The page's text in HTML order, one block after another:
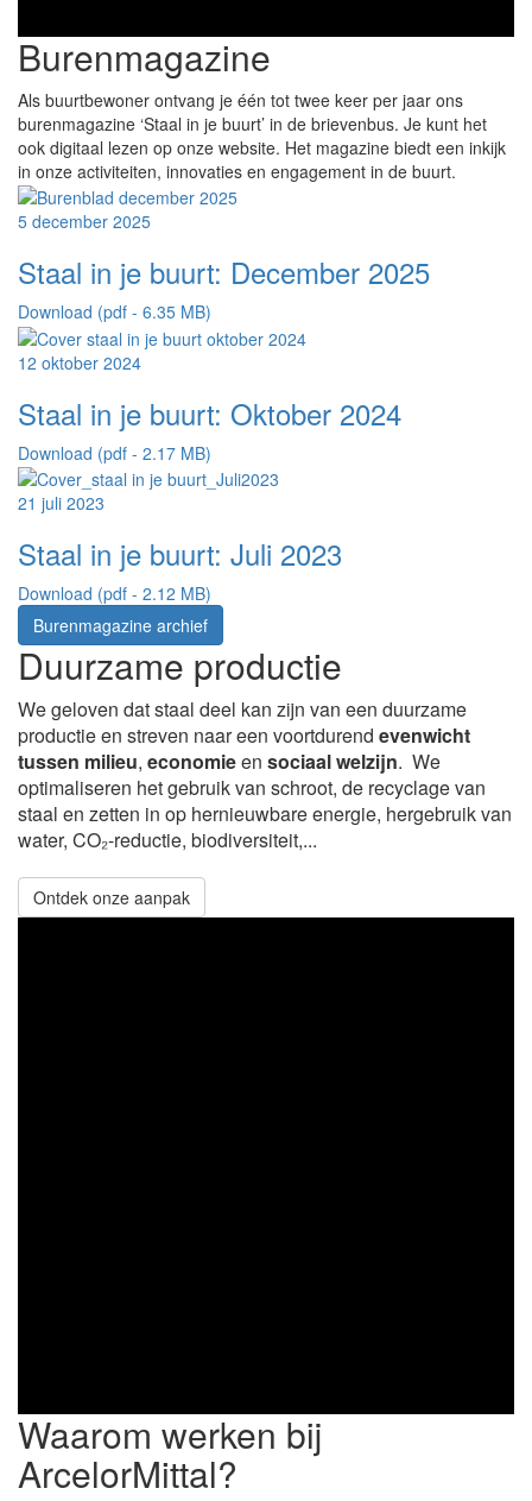
Burenmagazine
Als buurtbewoner ontvang je één tot twee keer per jaar ons
burenmagazine ‘Staal in je buurt’ in de brievenbus. Je kunt het
ook digitaal lezen op onze website. Het magazine biedt een inkijk
in onze activiteiten, innovaties en engagement in de buurt.
5 december 2025
Staal in je buurt: December 2025
Download (pdf - 6.35 MB)
12 oktober 2024
Staal in je buurt: Oktober 2024
Download (pdf - 2.17 MB)
21 juli 2023
Staal in je buurt: Juli 2023
Download (pdf - 2.12 MB)
Burenmagazine archief
Duurzame productie
We geloven dat staal deel kan zijn van een duurzame
productie en streven naar een voortdurend evenwicht
tussen milieu, economieen sociaal welzijn. We
optimaliseren het gebruik van schroot, de recyclage van
staal en zetten in op hernieuwbare energie, hergebruik van
water, CO₂-reductie, biodiversiteit,...
Ontdek onze aanpak
Waarom werken bij
ArcelorMittal?